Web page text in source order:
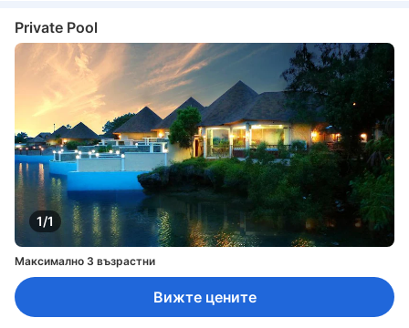
Private Pool
1/1
Максимално 3 възрастни
Вижте цените